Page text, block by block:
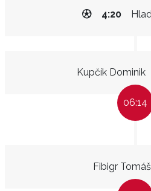
4:20
Kupčík Dominik
06:14
Fibigr Tomáš